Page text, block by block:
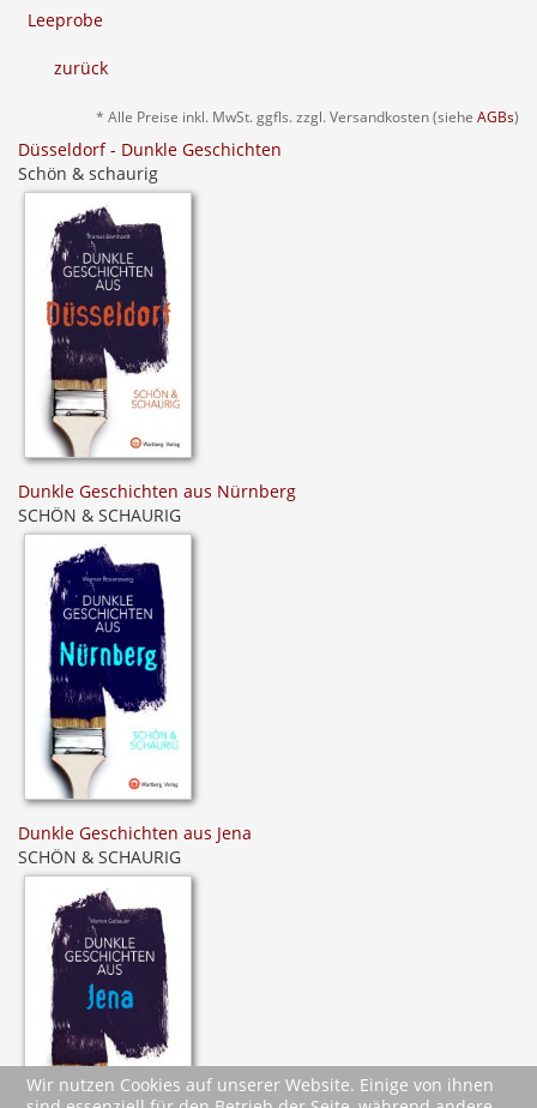
Leeprobe
zurück
* Alle Preise inkl. MwSt. ggfls. zzgl. Versandkosten (siehe AGBs)
Düsseldorf - Dunkle Geschichten
Schön & schaurig
Dunkle Geschichten aus Nürnberg
SCHÖN & SCHAURIG
Dunkle Geschichten aus Jena
SCHÖN & SCHAURIG
Wir nutzen Cookies auf unserer Website. Einige von ihnen